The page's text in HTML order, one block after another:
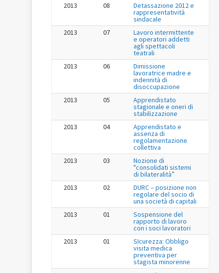
2013
08 Detassazione 2012 e
rappresentatività
sindacale
2013
07 Lavoro intermittente
e operatori addetti
agli spettacoli
teatrali
2013
06 Dimissione
lavoratrice madre e
indennità di
disoccupazione
2013
05 Apprendistato
stagionale e oneri di
stabilizzazione
2013
04 Apprendistato e
assenza di
regolamentazione
collettiva
2013
03 Nozione di
"consolidati sistemi
di bilateralità”
2013
02 DURC – posizione non
regolare del socio di
una società di capitali
2013
01 Sospensione del
rapporto di lavoro
con i soci lavoratori
2013
01 SIcurezza: Obbligo
visita medica
preventiva per
stagista minorenne